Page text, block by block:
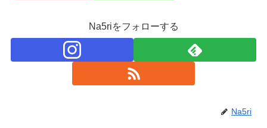
Na5riをフォローする
Na5ri